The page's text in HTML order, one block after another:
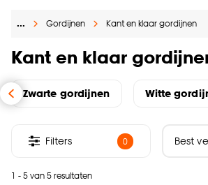
Gratis raam advies en opmeten
… Gordijnen Kant en klaar gordijnen
Kant en klaar
Zwarte gordijnen Witte
1 - 5 van 5 resultaten
Filters 0